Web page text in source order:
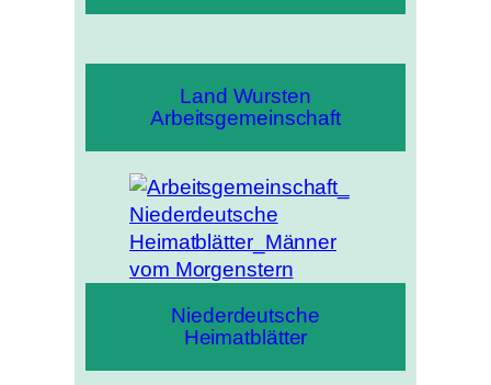
Land Wursten
Arbeitsgemeinschaft
Niederdeutsche
Heimatblätter